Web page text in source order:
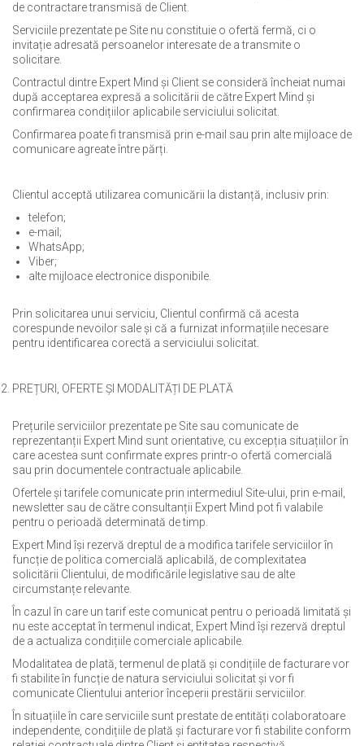
de contractare transmisă de Client.
Serviciile prezentate pe Site nu constituie o ofertă fermă, ci o
invitație adresată persoanelor interesate de a transmite o
solicitare.
Contractul dintre Expert Mind și Client se consideră încheiat numai
după acceptarea expresă a solicitării de către Expert Mind și
confirmarea condițiilor aplicabile serviciului solicitat.
Confirmarea poate fi transmisă prin e-mail sau prin alte mijloace de
comunicare agreate între părți.
Clientul acceptă utilizarea comunicării la distanță, inclusiv prin:
telefon;
e-mail;
WhatsApp;
Viber;
alte mijloace electronice disponibile.
Prin solicitarea unui serviciu, Clientul confirmă că acesta
corespunde nevoilor sale și că a furnizat informațiile necesare
pentru identificarea corectă a serviciului solicitat.
PREȚURI, OFERTE ȘI MODALITĂȚI DE PLATĂ
Prețurile serviciilor prezentate pe Site sau comunicate de
reprezentanții Expert Mind sunt orientative, cu excepția situațiilor în
care acestea sunt confirmate expres printr-o ofertă comercială
sau prin documentele contractuale aplicabile.
Ofertele și tarifele comunicate prin intermediul Site-ului, prin e-mail,
newsletter sau de către consultanții Expert Mind pot fi valabile
pentru o perioadă determinată de timp.
Expert Mind își rezervă dreptul de a modifica tarifele serviciilor în
funcție de politica comercială aplicabilă, de complexitatea
solicitării Clientului, de modificările legislative sau de alte
circumstanțe relevante.
În cazul în care un tarif este comunicat pentru o perioadă limitată și
nu este acceptat în termenul indicat, Expert Mind își rezervă dreptul
de a actualiza condițiile comerciale aplicabile.
Modalitatea de plată, termenul de plată și condițiile de facturare vor
fi stabilite în funcție de natura serviciului solicitat și vor fi
comunicate Clientului anterior începerii prestării serviciilor.
În situațiile în care serviciile sunt prestate de entități colaboratoare
independente, condițiile de plată și facturare vor fi stabilite conform